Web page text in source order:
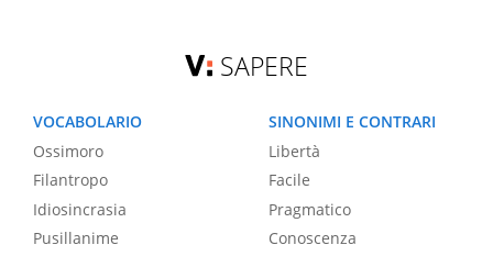
SAPERE
VOCABOLARIO
Ossimoro
Filantropo
Idiosincrasia
Pusillanime
SINONIMI E CONTRARI
Libertà
Facile
Pragmatico
Conoscenza